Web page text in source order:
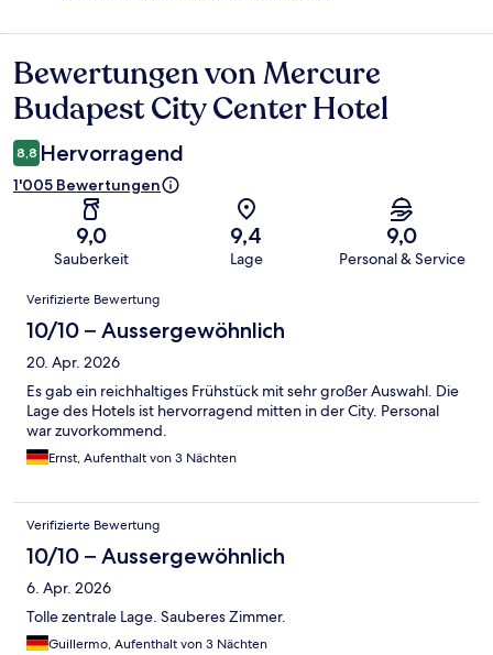
Bewertungen
Bewertungen von Mercure
Budapest City Center Hotel
8,8 Hervorragend
1'005 Bewertungen
9,0
Sauberkeit
9,4
Lage
9,0
Personal & Service
Bewertungen
Verifizierte Bewertung
10/10 – Aussergewöhnlich
20. Apr. 2026
Es gab ein reichhaltiges Frühstück mit sehr großer Auswahl. Die
Lage des Hotels ist hervorragend mitten in der City. Personal
war zuvorkommend.
Ernst, Aufenthalt von 3 Nächten
Verifizierte Bewertung
10/10 – Aussergewöhnlich
6. Apr. 2026
Tolle zentrale Lage. Sauberes Zimmer.
Guillermo, Aufenthalt von 3 Nächten